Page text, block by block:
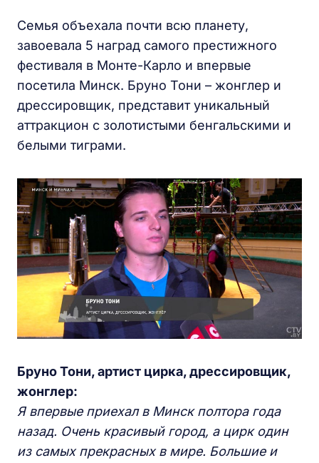
Семья объехала почти всю планету,
завоевала 5 наград самого престижного
фестиваля в Монте-Карло и впервые
посетила Минск. Бруно Тони – жонглер и
дрессировщик, представит уникальный
аттракцион с золотистыми бенгальскими и
белыми тиграми.
Бруно Тони, артист цирка, дрессировщик,
жонглер:
Я впервые приехал в Минск полтора года
назад. Очень красивый город, а цирк один
из самых прекрасных в мире. Большие и